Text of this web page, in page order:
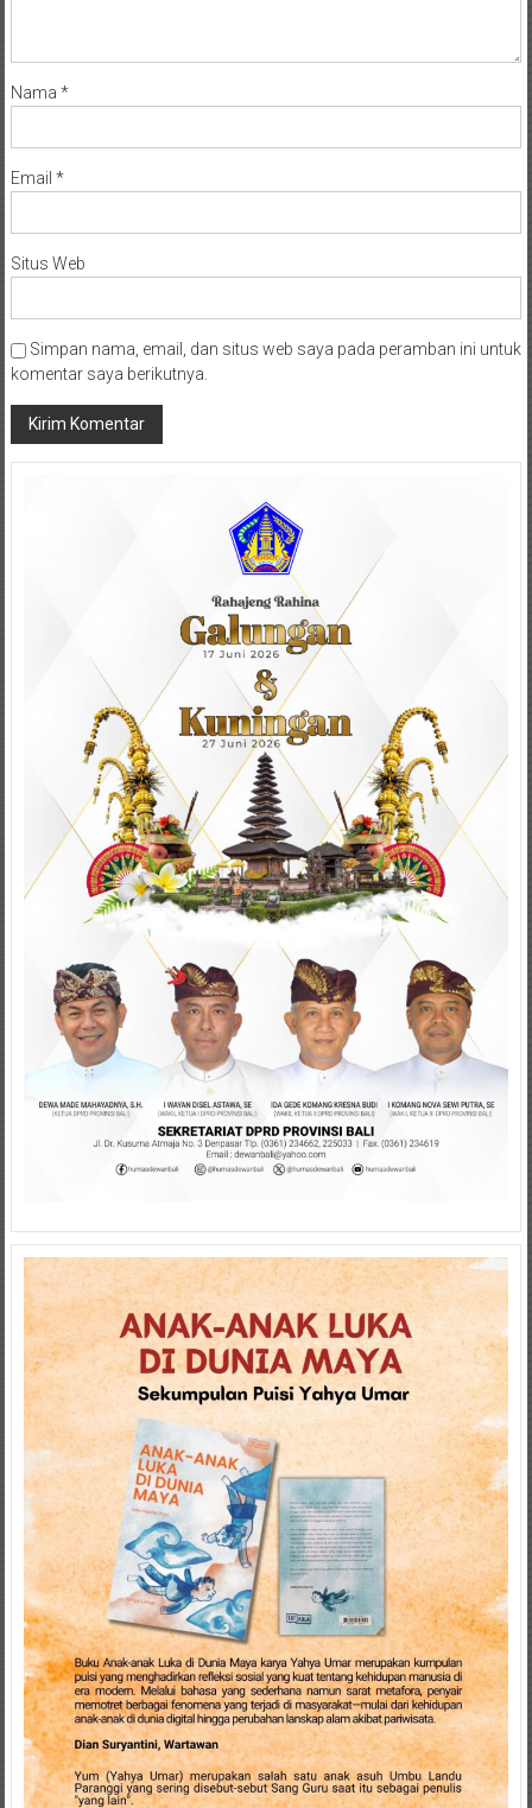
Nama *
Email *
Situs Web
Simpan nama, email, dan situs web saya pada peramban ini untuk
komentar saya berikutnya.